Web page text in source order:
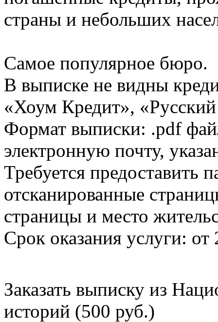
страны и небольших
Самое популярное бюро.
В выписке не видны
«Хоум Кредит»,
Формат выписки: .pdf
электронную почту,
Требуется предоставить
отсканированные
страницы и место
Срок оказания услуги: от
Заказать выписку из
историй (500 руб.)